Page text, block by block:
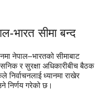
भारत सीमा बन्द
नेपाल–भारतको सीमाबाट
र सुरक्षा अधिकारीबीच बैठक
ध्यानमा राखेर
निर्णय गरेको छ।